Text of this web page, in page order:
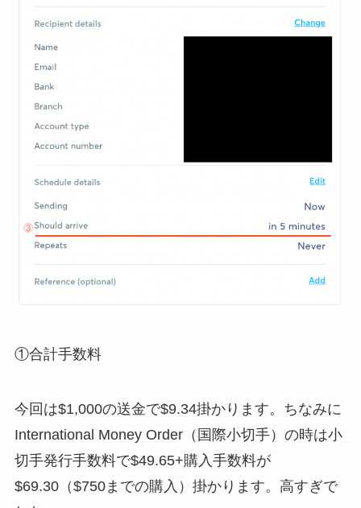
①合計手数料
今回は$1,000の送金で$9.34掛かります。ちなみに
International Money Order（国際小切手）の時は小
切手発行手数料で$49.65+購入手数料が
$69.30（$750までの購入）掛かります。高すぎで